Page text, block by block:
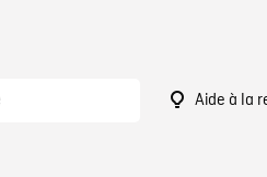
Aide à la